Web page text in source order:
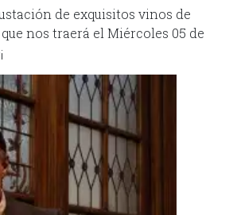
de exquisitos vinos de
nos traerá el Miércoles 05 de